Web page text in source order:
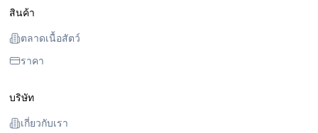
สินค้า
ตลาดเนื้อสัตว์
ราคา
บริษัท
เกี่ยวกับเรา